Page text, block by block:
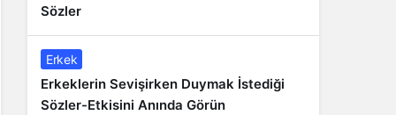
Sözler
Erkek
Erkeklerin Sevişirken Duymak İstediği
Sözler-Etkisini Anında Görün